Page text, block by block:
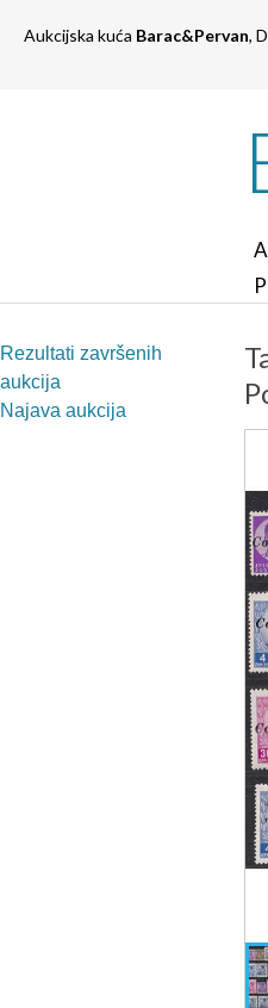
Aukcijska kuća Barac&Pervan,
Rezultati završenih
aukcija
Najava aukcija